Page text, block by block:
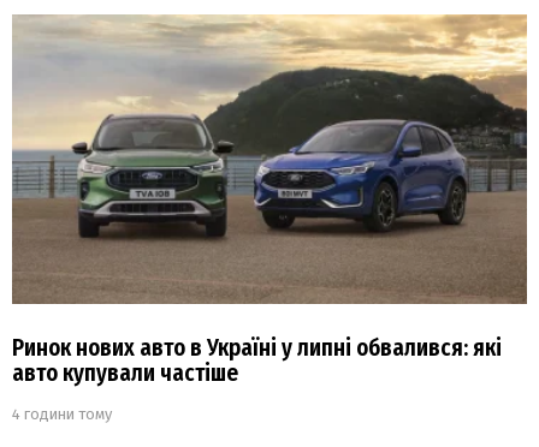
Ринок нових авто в Україні у липні обвалився: які
авто купували частіше
4 години тому